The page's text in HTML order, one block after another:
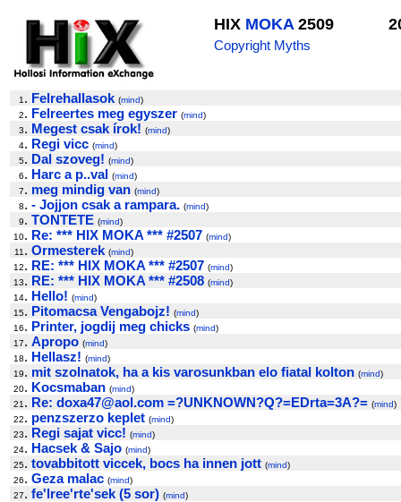
HIX MOKA2509
Copyright Myths
1 . Felrehallasok (mind)
2. Felreertes meg egyszer (mind)
3. Megest csak írok! (mind)
4. Regi vicc (mind)
5. Dal szoveg! (mind)
6. Harc a p..val (mind)
7. meg mindig van (mind)
8. - Jojjon csak a rampara. (mind)
9. TONTETE (mind)
10. Re: *** HIX MOKA *** #2507 (mind)
11 . Ormesterek (mind)
12. RE: *** HIX MOKA *** #2507 (mind)
13. RE: *** HIX MOKA *** #2508 (mind)
14. Hello! (mind)
15. Pitomacsa Vengabojz! (mind)
16. Printer, jogdij meg chicks (mind)
17. Apropo (mind)
18. Hellasz! (mind)
19. mit szolnatok, ha a kis varosunkban elo fiatal kolton (mind)
20. Kocsmaban (mind)
21 . Re: doxa47@aol.com =?UNKNOWN?Q?=EDrta=3A?= (mind)
22. penzszerzo keplet (mind)
23. Regi sajat vicc! (mind)
24. Hacsek & Sajo (mind)
25. tovabbitott viccek, bocs ha innen jott (mind)
26. Geza malac (mind)
27. fe'lree'rte'sek (5 sor) (mind)